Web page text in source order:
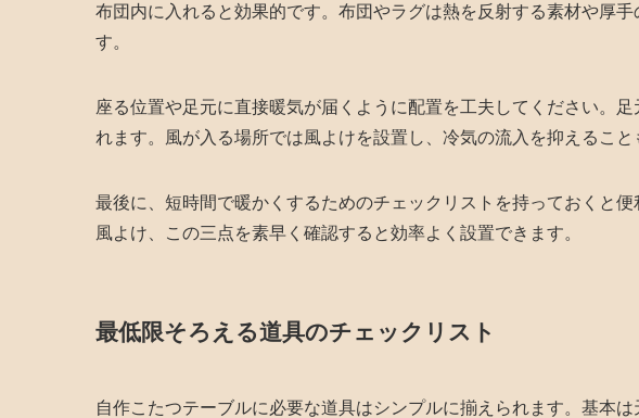
布団内に入れると効果的です。布団やラグは熱を反射する素材や厚
す。
座る位置や足元に直接暖気が届くように配置を工夫してください。
れます。風が入る場所では風よけを設置し、冷気の流入を抑えること
最後に、短時間で暖かくするためのチェックリストを持っておくと
風よけ、この三点を素早く確認すると効率よく設置できます。
最低限そろえる道具のチェックリスト
自作こたつテーブルに必要な道具はシンプルに揃えられます。基本